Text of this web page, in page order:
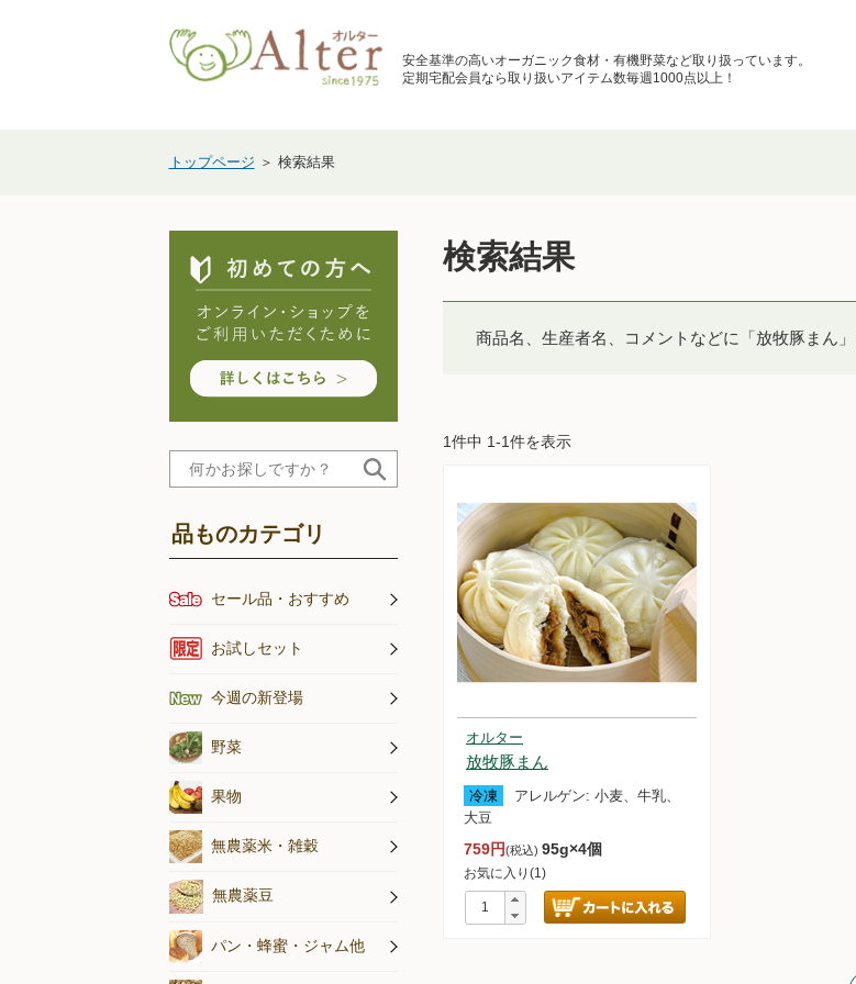
安全基準の高いオーガニック食材・有機野菜など取り扱っています。
定期宅配会員なら取り扱いアイテム数毎週1000点以上！
トップページ ＞ 検索結果
品ものカテゴリ
セール品・おすすめ
お試しセット アイスキャンデー＆アイスクリームセット
オススメの惣菜セット
今週の新登場
野菜 旬のお野菜セット
乾燥野菜
乾燥きのこ
果物
無農薬米・雑穀 無農薬米・雑穀
無農薬豆
パン・蜂蜜・ジャム他
検索結果
商品名、生産者名、コメントなどに「放牧豚まん
1件中 1-1件を表示
オルター
放牧豚まん
冷凍 アレルゲン: 小麦、牛乳、
大豆
759円(税込) 95g×4個
お気に入り(1)